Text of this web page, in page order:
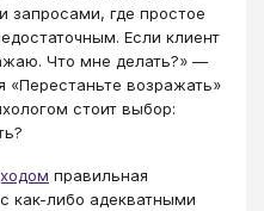
запросами, где простое
Если клиент
Что мне делать?» —
«Перестаньте возражать»
стоит выбор:
правильная
как-либо адекватными